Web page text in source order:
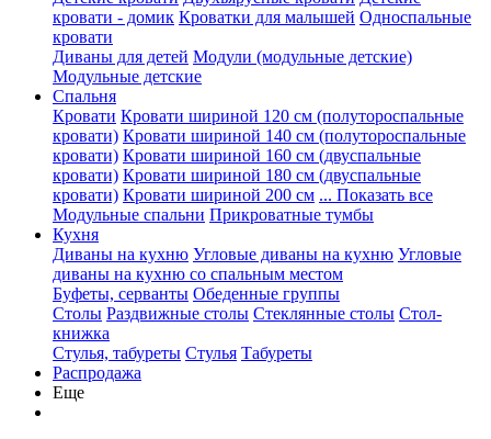
кровати - домик Кроватки для малышей Односпальные
кровати
Диваны для детей Модули (модульные детские)
Модульные детские
Спальня
Кровати Кровати шириной 120 см (полутороспальные
кровати) Кровати шириной 140 см (полутороспальные
кровати) Кровати шириной 160 см (двуспальные
кровати) Кровати шириной 180 см (двуспальные
кровати) Кровати шириной 200 см ... Показать все
Модульные спальни Прикроватные тумбы
Кухня
Диваны на кухню Угловые диваны на кухню Угловые
диваны на кухню со спальным местом
Буфеты, серванты Обеденные группы
Столы Раздвижные столы Стеклянные столы Стол-
книжка
Стулья, табуреты Стулья Табуреты
Распродажа
Еще